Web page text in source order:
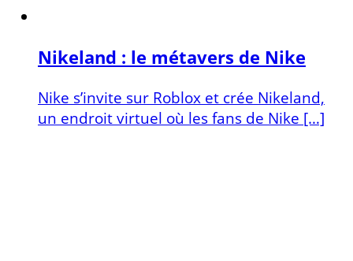
Nikeland : le métavers de Nike
Nike s’invite sur Roblox et crée Nikeland,
un endroit virtuel où les fans de Nike […]